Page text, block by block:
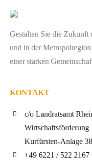
Gestalten Sie die
und in der
einer starken
KONTAKT
c/o Landratsamt
Wirtschaftsförderung
Kurfürsten-Anlage
+49 6221 / 522 2167